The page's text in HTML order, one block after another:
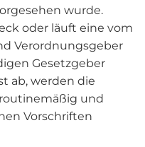
wurde.
oder läuft eine vom
Verordnungsgeber
Gesetzgeber
ab, werden die
und
Vorschriften